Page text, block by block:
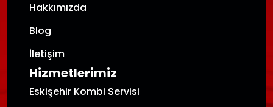
Hakkımızda
Blog
İletişim
Hizmetlerimiz
Eskişehir Kombi Servisi